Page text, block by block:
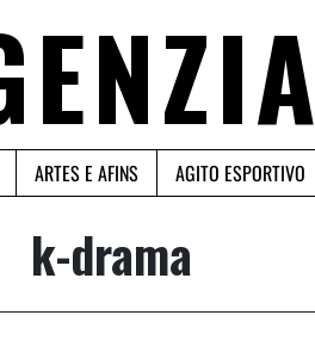
ARTES E AFINS AGITO ESPORTIVO
k-drama